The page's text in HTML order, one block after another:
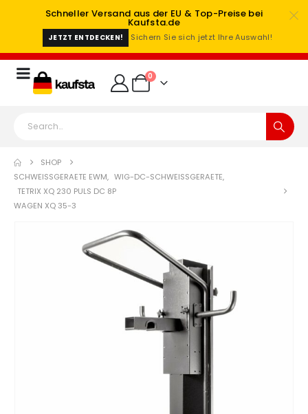
Schneller Versand aus der EU & Top-Preise bei
Kaufsta.de
JETZT ENTDECKEN! Sichern Sie sich jetzt Ihre Auswahl!
0
SHOP
SCHWEISSGERAETE EWM, WIG-DC-SCHWEISSGERAETE,
TETRIX XQ 230 PULS DC 8P
WAGEN XQ 35-3